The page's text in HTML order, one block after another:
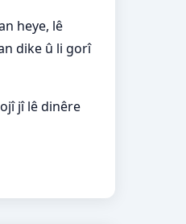
heye, lê
dike û li gorî
jî lê dinêre